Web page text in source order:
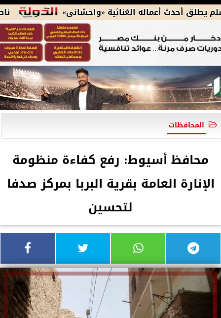
ناصر ماهر أعماله الغنائية «واحشانى»
المحافظات
محافظ أسيوط: رفع كفاءة منظومة
الإنارة العامة بقرية البربا بمركز صدفا
لتحسين